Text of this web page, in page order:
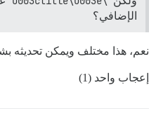
الإضافي؟
نعم، هذا مختلف ويمكن تحديثه
إعجاب واحد (1)